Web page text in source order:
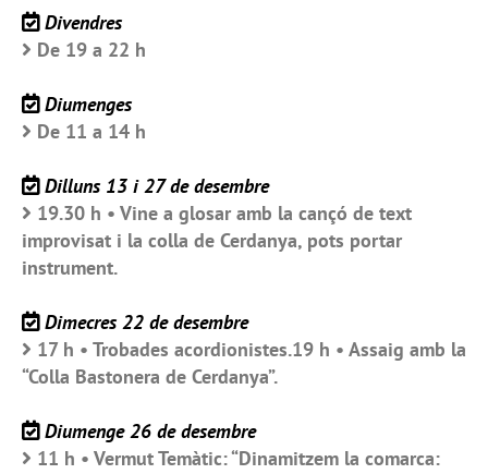
Divendres
De 19 a 22 h
Diumenges
De 11 a 14 h
Dilluns 13 i 27 de desembre
19.30 h • Vine a glosar amb la cançó de text
improvisat i la colla de Cerdanya, pots portar
instrument.
Dimecres 22 de desembre
17 h • Trobades acordionistes.19 h • Assaig amb la
“Colla Bastonera de Cerdanya”.
Diumenge 26 de desembre
11 h • Vermut Temàtic: “Dinamitzem la comarca: